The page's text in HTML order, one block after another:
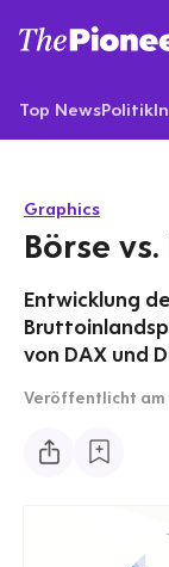
Top NewsPolitik
Graphics
Börse
Entwicklung
von DAX und
Veröffentlicht am